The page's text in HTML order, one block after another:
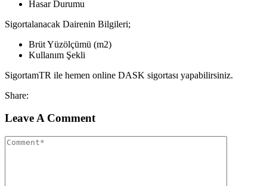
Hasar Durumu
Sigortalanacak Dairenin Bilgileri;
Brüt Yüzölçümü (m2)
Kullanım Şekli
SigortamTR ile hemen online DASK sigortası yapabilirsiniz.
Share:
Leave A Comment